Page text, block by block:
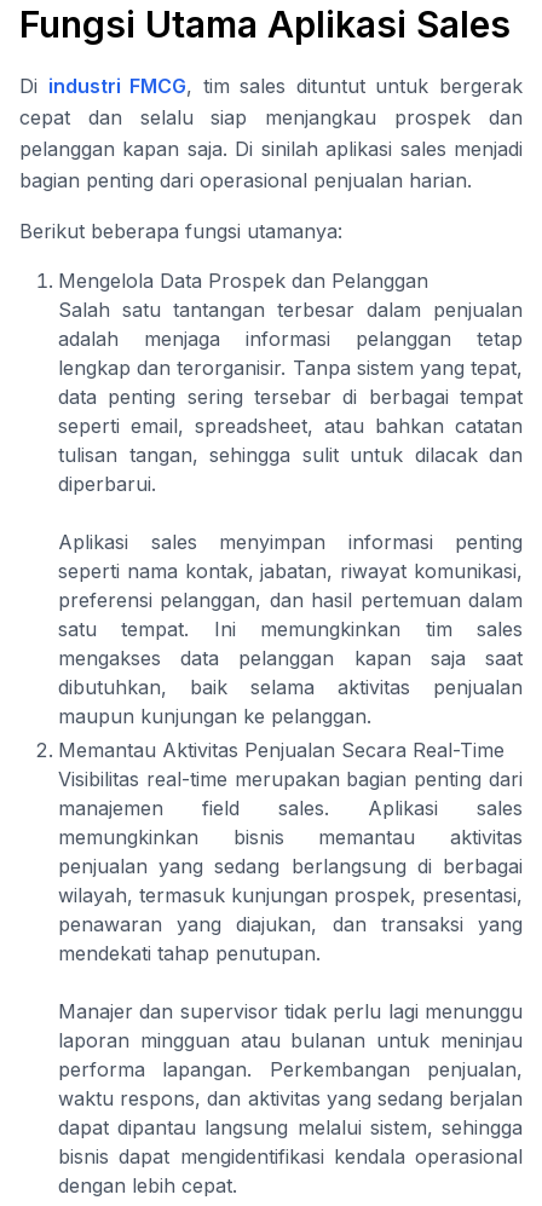
Fungsi Utama Aplikasi Sales
Di industri FMCG, tim sales dituntut untuk bergerak
cepat dan selalu siap menjangkau prospek dan
pelanggan kapan saja. Di sinilah aplikasi sales menjadi
bagian penting dari operasional penjualan harian.
Berikut beberapa fungsi utamanya:
Mengelola Data Prospek dan Pelanggan
Salah satu tantangan terbesar dalam penjualan
adalah menjaga informasi pelanggan tetap
lengkap dan terorganisir. Tanpa sistem yang tepat,
data penting sering tersebar di berbagai tempat
seperti email, spreadsheet, atau bahkan catatan
tulisan tangan, sehingga sulit untuk dilacak dan
diperbarui.
Aplikasi sales menyimpan informasi penting
seperti nama kontak, jabatan, riwayat komunikasi,
preferensi pelanggan, dan hasil pertemuan dalam
satu tempat. Ini memungkinkan tim sales
mengakses data pelanggan kapan saja saat
dibutuhkan, baik selama aktivitas penjualan
maupun kunjungan ke pelanggan.
Memantau Aktivitas Penjualan Secara Real-Time
Visibilitas real-time merupakan bagian penting dari
manajemen field sales. Aplikasi sales
memungkinkan bisnis memantau aktivitas
penjualan yang sedang berlangsung di berbagai
wilayah, termasuk kunjungan prospek, presentasi,
penawaran yang diajukan, dan transaksi yang
mendekati tahap penutupan.
Manajer dan supervisor tidak perlu lagi menunggu
laporan mingguan atau bulanan untuk meninjau
performa lapangan. Perkembangan penjualan,
waktu respons, dan aktivitas yang sedang berjalan
dapat dipantau langsung melalui sistem, sehingga
bisnis dapat mengidentifikasi kendala operasional
dengan lebih cepat.